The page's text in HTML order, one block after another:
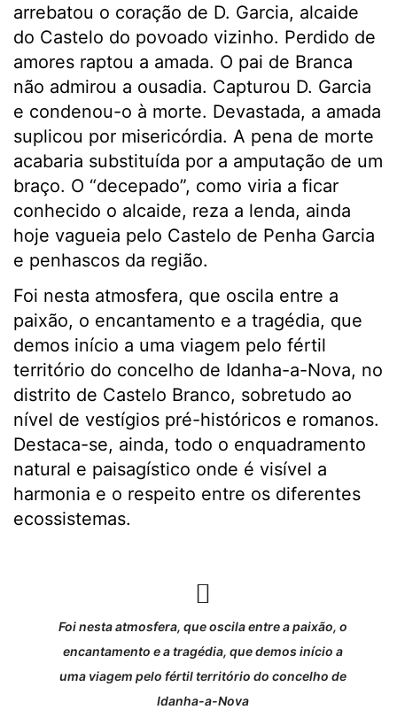
arrebatou o coração de D. Garcia, alcaide
do Castelo do povoado vizinho. Perdido de
amores raptou a amada. O pai de Branca
não admirou a ousadia. Capturou D. Garcia
e condenou-o à morte. Devastada, a amada
suplicou por misericórdia. A pena de morte
acabaria substituída por a amputação de um
braço. O “decepado”, como viria a ficar
conhecido o alcaide, reza a lenda, ainda
hoje vagueia pelo Castelo de Penha Garcia
e penhascos da região.
Foi nesta atmosfera, que oscila entre a
paixão, o encantamento e a tragédia, que
demos início a uma viagem pelo fértil
território do concelho de Idanha-a-Nova, no
distrito de Castelo Branco, sobretudo ao
nível de vestígios pré-históricos e romanos.
Destaca-se, ainda, todo o enquadramento
natural e paisagístico onde é visível a
harmonia e o respeito entre os diferentes
ecossistemas.
Foi nesta atmosfera, que oscila entre a paixão, o
encantamento e a tragédia, que demos início a
uma viagem pelo fértil território do concelho de
Idanha-a-Nova